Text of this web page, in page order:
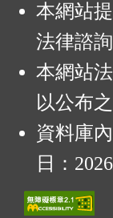
本網站
法律諮詢
本網站
以公布
資料庫
日：